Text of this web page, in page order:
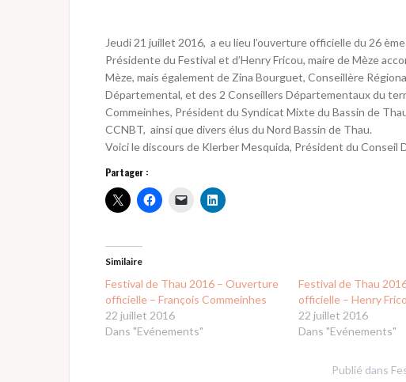
Jeudi 21 juillet 2016, a eu lieu l’ouverture officielle du 26
Présidente du Festival et d’Henry Fricou, maire de Mèze
Mèze, mais également de Zina Bourguet, Conseillère
Départemental, et des 2 Conseillers Départementaux du
Commeinhes, Président du Syndicat Mixte du Bassin de
CCNBT, ainsi que divers élus du Nord Bassin de Thau.
Voici le discours de Klerber Mesquida, Président du Conseil
Partager :
Similaire
Festival de Thau 2016 – Ouverture
officielle – François Commeinhes
22 juillet 2016
Dans "Evénements"
Festival de Thau
officielle – Henry
22 juillet 2016
Dans "Evénements"
Publié dans